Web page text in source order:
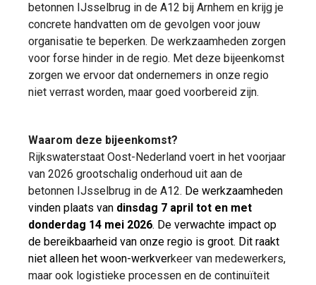
betonnen IJsselbrug in de A12 bij Arnhem en krijg je
concrete handvatten om de gevolgen voor jouw
organisatie te beperken. De werkzaamheden zorgen
voor forse hinder in de regio. Met deze bijeenkomst
zorgen we ervoor dat ondernemers in onze regio
niet verrast worden, maar goed voorbereid zijn.
Waarom deze bijeenkomst?
Rijkswaterstaat Oost-Nederland voert in het voorjaar
van 2026 grootschalig onderhoud uit aan de
betonnen IJsselbrug in de A12. De werkzaamheden
vinden plaats van dinsdag 7 april tot en met
donderdag 14 mei 2026. De verwachte impact op
de bereikbaarheid van onze regio is groot. Dit raakt
niet alleen het woon-werkverkeer van medewerkers,
maar ook logistieke processen en de continuïteit